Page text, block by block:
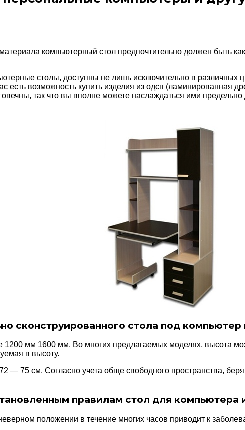
компьютерный стол предпочтительно должен быть
столы, доступны не лишь исключительно в различных
есть возможность купить изделия из одсп (ламинированная
так что вы вполне можете наслаждаться ими предельно
сконструированного стола под
мм 1600 мм. Во многих предлагаемых моделях, высота
в высоту.
— 75 см. Согласно учета обще свободного пространства,
правилам стол для компьютера
положении в течение многих часов приводит к